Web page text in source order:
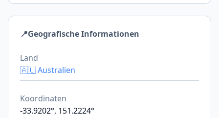
📍Geografische Informationen
Land
🇦🇺 Australien
Koordinaten
-33.9202°, 151.2224°